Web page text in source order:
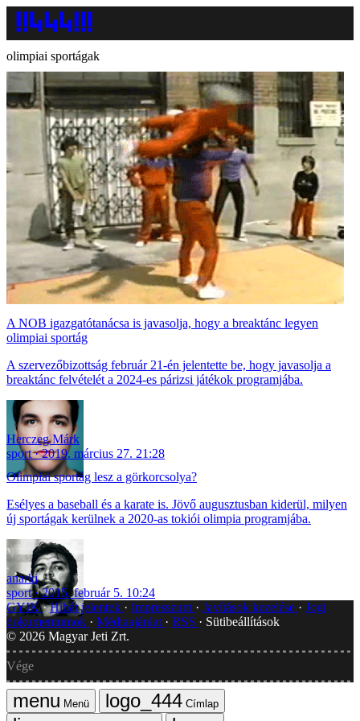
olimpiai sportágak
A NOB igazgatótanácsa is javasolja, hogy a breaktánc legyen
olimpiai sportág
A szervezőbizottság február 21-én jelentette be, hogy javasolja a
breaktánc felvételét a 2024-es párizsi játékok programjába.
Herczeg Márk
sport
2019. március 27. 21:28
Olimpiai sportág lesz a görkorcsolya?
Esélyes a baseball és a karate is. Jövő augusztusban kiderül, milyen
új sportágak kerülnek a 2020-as tokiói olimpia programjába.
anarki
sport
2015. február 5. 10:24
GYIK Hibát jelentek Impresszum Javítások kezelése
Jogi
dokumentumok
Médiaajánlat RSS
Sütibeállítások
© 2026 Magyar Jeti Zrt.
Vége
Menü Címlap